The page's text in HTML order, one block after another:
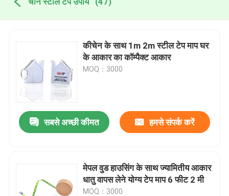
कीचेन के साथ 1m 2m स्टील टेप माप घर
के आकार का कॉम्पैक्ट आकार
MOQ：3000
सबसे अच्छी कीमत हमसे संपर्क करें
मेपल वुड हाउसिंग के साथ ज्यामितीय आकार
धातु वापस लेने योग्य टेप माप 6 फीट 2 मी
MOQ：3000